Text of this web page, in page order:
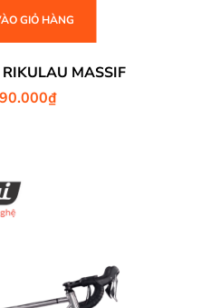
GIỎ HÀNG
MASSIF
₫